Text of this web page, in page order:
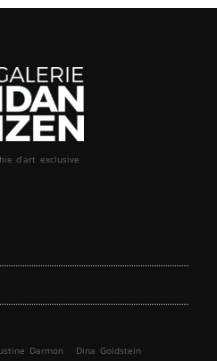
d’art exclusive
Darmon
Dina Goldstein